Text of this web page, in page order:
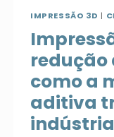
IMPRESSÃO 3D |
redução
como a
aditiva
indústria